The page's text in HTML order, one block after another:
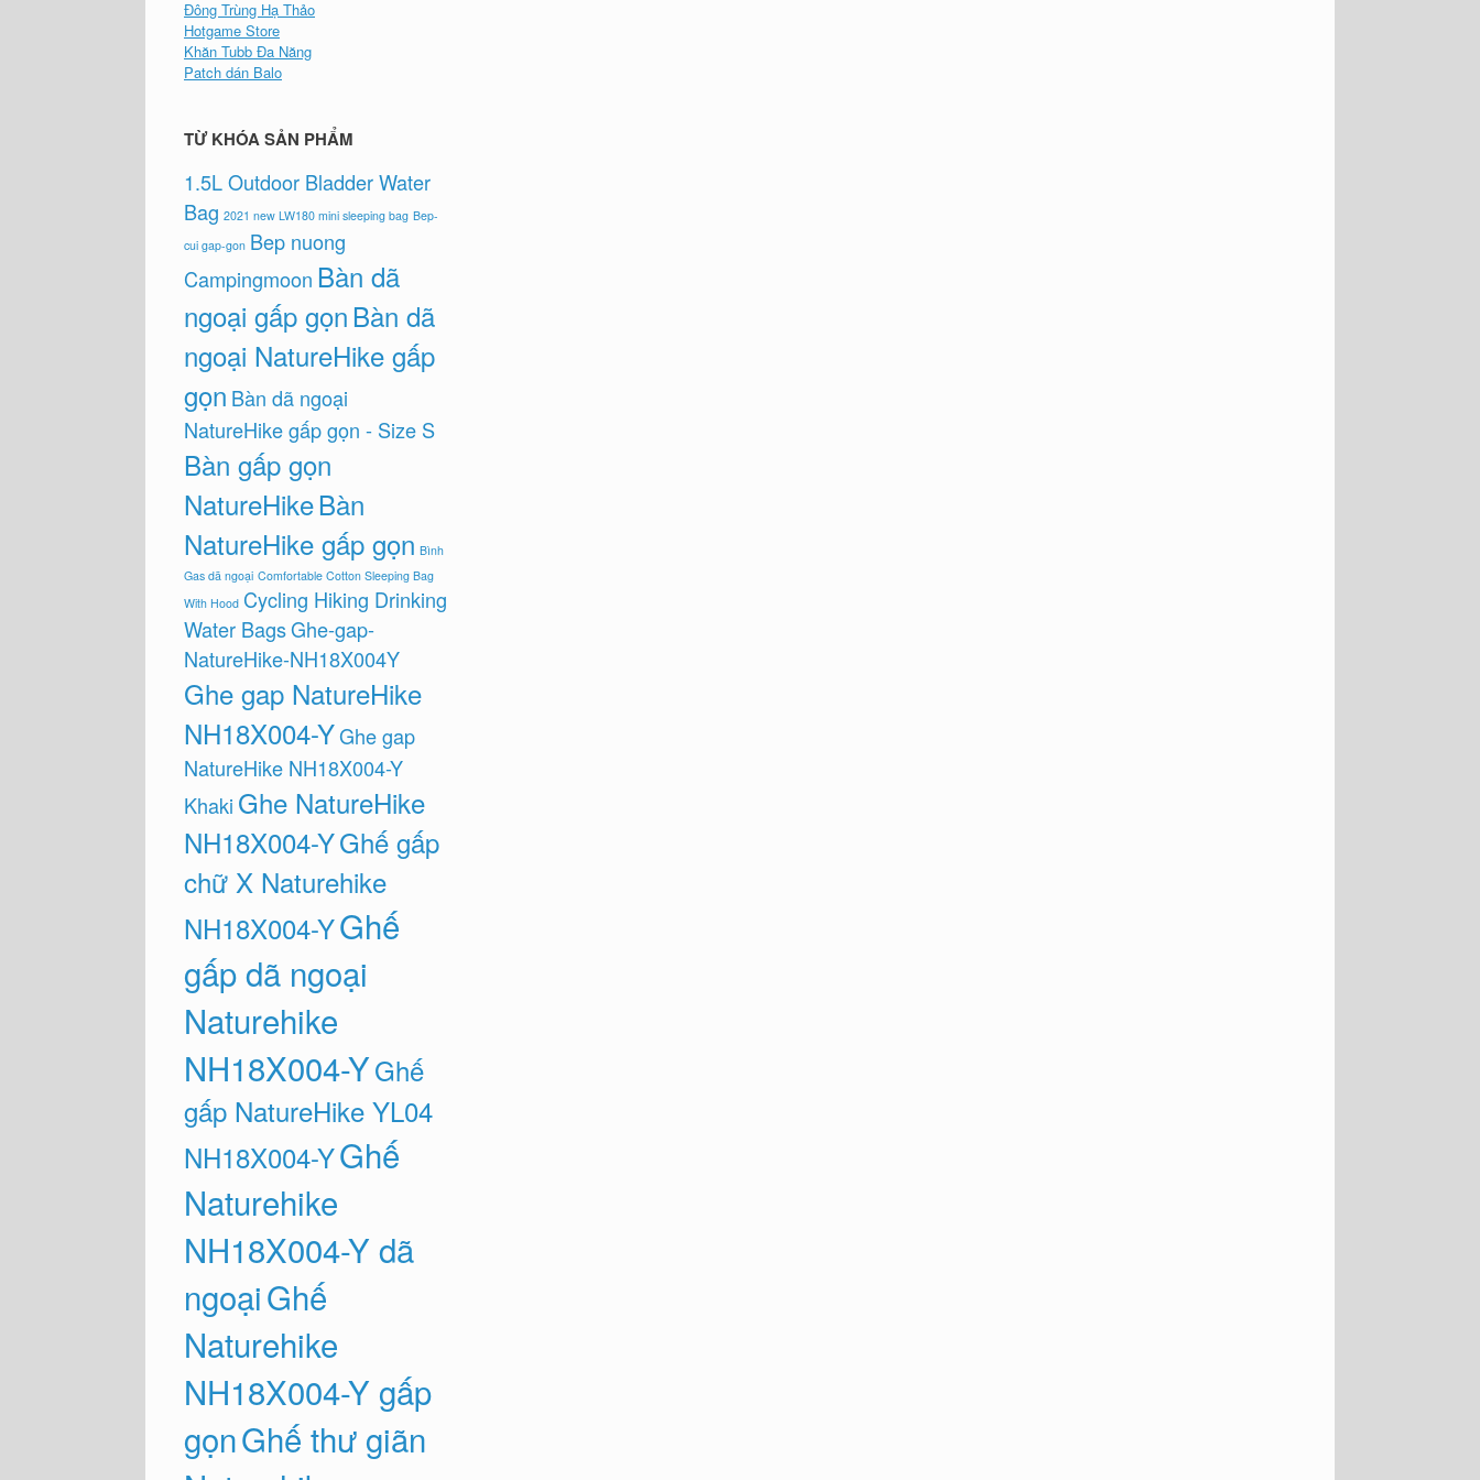
Đông Trùng Hạ Thảo
Hotgame Store
Khăn Tubb Đa Năng
Patch dán Balo
TỪ KHÓA SẢN PHẨM
1.5L Outdoor Bladder Water
Bag 2021 new LW180 mini sleeping bag Bep-
cui gap-gon Bep nuong
Campingmoon Bàn dã
ngoại gấp gọnBàn dã
ngoại NatureHike gấp
gọn Bàn dã ngoại
NatureHike gấp gọn - Size S
Bàn gấp gọn
NatureHikeBàn
NatureHike gấp gọn Bình
Gas dã ngoại Comfortable Cotton Sleeping Bag
With Hood Cycling Hiking Drinking
Water BagsGhe-gap-
NatureHike-NH18X004Y
Ghe gap NatureHike
NH18X004-YGhe gap
NatureHike NH18X004-Y
Khaki Ghe NatureHike
NH18X004-YGhế gấp
chữ X Naturehike
NH18X004-YGhế
gấp dã ngoại
Naturehike
NH18X004-YGhế
gấp NatureHike YL04
NH18X004-YGhế
Naturehike
NH18X004-Y dã
ngoạiGhế
Naturehike
NH18X004-Y gấp
gọnGhế thư giãn